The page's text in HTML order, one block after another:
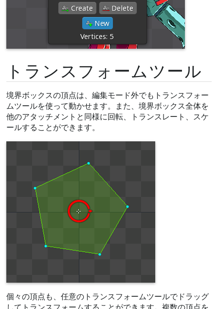
トランスフォームツール
境界ボックスの頂点は、編集モード外でもトランスフォー
ムツールを使って動かせます。また、境界ボックス全体を
他のアタッチメントと同様に回転、トランスレート、スケ
ールすることができます。
個々の頂点も、任意のトランスフォームツールでドラッグ
してトランスフォームすることができます。複数の頂点を